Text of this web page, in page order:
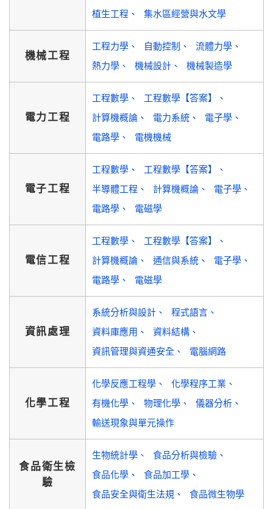
植生工程
集水區經營與水文學
機械工程
工程力學 自動控制
流體力學
熱力學
機械設計 機械製造學
電力工程
工程數學
工程數學【答案】
計算機概論
電力系統
電子學
電路學
電機機械
電子工程
工程數學
工程數學【答案】
半導體工程
計算機概論
電子學
電路學
電磁學
電信工程
工程數學
工程數學【答案】
計算機概論
通信與系統
電子學
電路學
電磁學
資訊處理
系統分析與設計
程式語言
資料庫應用
資料結構
資訊管理與資通安全
電腦網路
化學工程
化學反應工程學
化學程序工業
有機化學
物理化學
儀器分析
輸送現象與單元操作
食品衛生檢
驗
生物統計學
食品分析與檢驗
食品化學
食品加工學
食品安全與衛生法規
食品微生物學